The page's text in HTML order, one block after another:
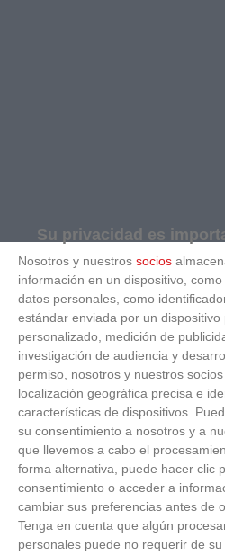
Su privacidad es
Nosotros y nuestros socios
información en un dispositivo,
datos personales, como
estándar enviada por un
personalizado, medición de
investigación de audiencia y
permiso, nosotros y nuestros
localización geográfica precisa e
características de dispositivos.
su consentimiento a nosotros y a
que llevemos a cabo el
forma alternativa, puede hacer clic
consentimiento o acceder a
cambiar sus preferencias antes de
Tenga en cuenta que algún
personales puede no requerir de